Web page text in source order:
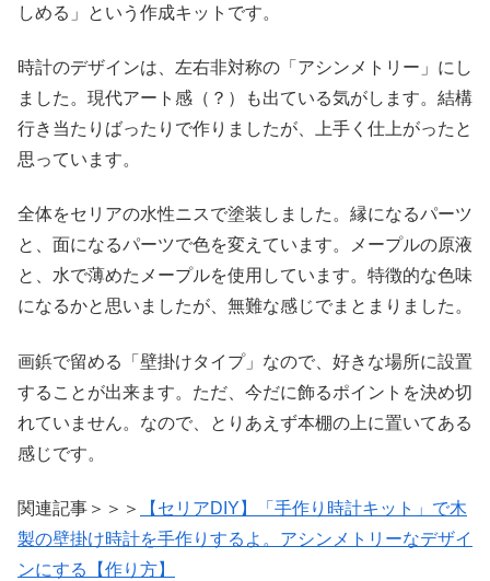
しめる」という作成キットです。
時計のデザインは、左右非対称の「アシンメトリー」にし
ました。現代アート感（？）も出ている気がします。結構
行き当たりばったりで作りましたが、上手く仕上がったと
思っています。
全体をセリアの水性ニスで塗装しました。縁になるパーツ
と、面になるパーツで色を変えています。メープルの原液
と、水で薄めたメープルを使用しています。特徴的な色味
になるかと思いましたが、無難な感じでまとまりました。
画鋲で留める「壁掛けタイプ」なので、好きな場所に設置
することが出来ます。ただ、今だに飾るポイントを決め切
れていません。なので、とりあえず本棚の上に置いてある
感じです。
関連記事＞＞＞
【セリアDIY】「手作り時計キット」で木
製の壁掛け時計を手作りするよ。アシンメトリーなデザイ
ンにする【作り方】